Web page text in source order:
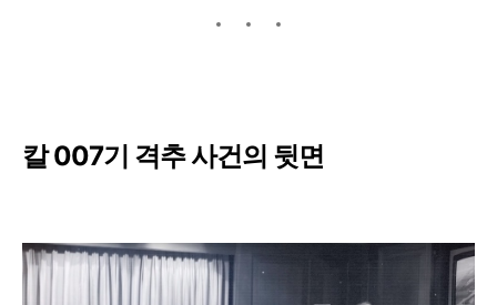
칼 007기 격추 사건의 뒷면